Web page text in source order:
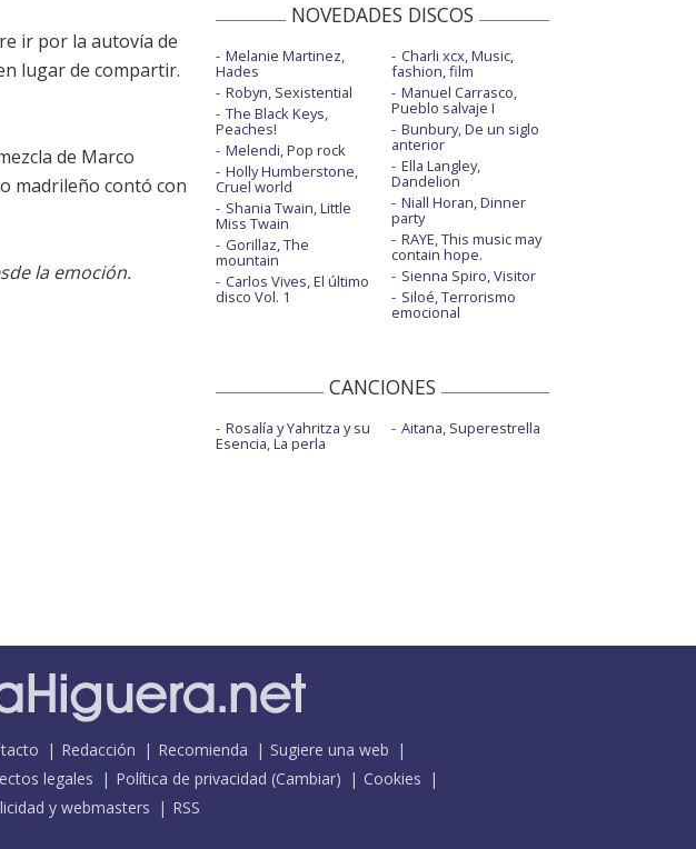
ir por la autovía de
lugar de compartir.
de Marco
madrileño contó con
la emoción.
NOVEDADES DISCOS
Melanie Martinez,
Hades
Robyn, Sexistential
The Black Keys,
Peaches!
Melendi, Pop rock
Holly Humberstone,
Cruel world
Shania Twain, Little
Miss Twain
Gorillaz, The
mountain
Carlos Vives, El último
disco Vol. 1
Charli xcx, Music,
fashion, film
Manuel Carrasco,
Pueblo salvaje I
Bunbury, De un siglo
anterior
Ella Langley,
Dandelion
Niall Horan, Dinner
party
RAYE, This music may
contain hope.
Sienna Spiro, Visitor
Siloé, Terrorismo
emocional
CANCIONES
Rosalía y Yahritza y su
Esencia, La perla
Aitana, Superestrella
Redacción Recomienda
Sugiere una web
legales
Política de privacidad (Cambiar)
Cookies
y webmasters
RSS